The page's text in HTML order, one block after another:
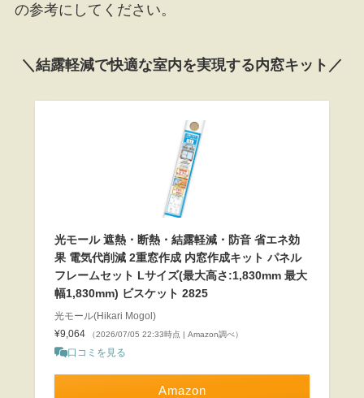
の参考にしてください。
＼結露軽減で快適な室内を実現する内窓キット／
光モール 遮熱・断熱・結露軽減・防音 省エネ効
果 電気代削減 2重窓作成 内窓作成キット パネル
フレームセット Lサイズ(最大高さ:1,830mm 最大
幅1,830mm) ビスケット 2825
光モール(Hikari Mogol)
¥9,064
（2026/07/05 22:33時点 | Amazon調べ）
口コミを見る
Amazon